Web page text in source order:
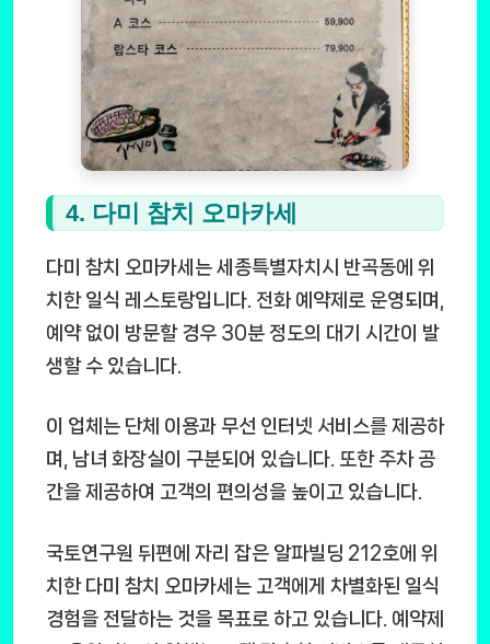
4. 다미 참치 오마카세
다미 참치 오마카세는 세종특별자치시 반곡동에 위
치한 일식 레스토랑입니다. 전화 예약제로 운영되며,
예약 없이 방문할 경우 30분 정도의 대기 시간이 발
생할 수 있습니다.
이 업체는 단체 이용과 무선 인터넷 서비스를 제공하
며, 남녀 화장실이 구분되어 있습니다. 또한 주차 공
간을 제공하여 고객의 편의성을 높이고 있습니다.
국토연구원 뒤편에 자리 잡은 알파빌딩 212호에 위
치한 다미 참치 오마카세는 고객에게 차별화된 일식
경험을 전달하는 것을 목표로 하고 있습니다. 예약제